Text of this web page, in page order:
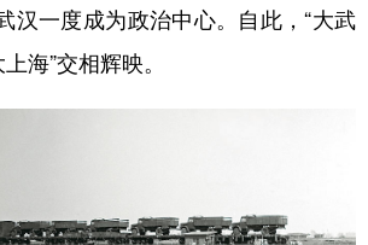
汉一度成为政治中心。自此，“大武
海”交相辉映。